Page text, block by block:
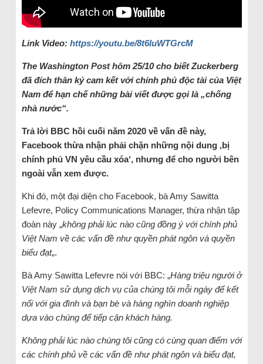
Link Video: https://youtu.be/8t6IuWTGrcM
The Washington Post hôm 25/10 cho biết Zuckerberg
đã đích thân ký cam kết với chính phủ độc tài của Việt
Nam để hạn chế những bài viết được gọi là „chống
nhà nước“.
Trả lời BBC hồi cuối năm 2020 về vấn đề này,
Facebook thừa nhận phải chặn những nội dung ‚bị
chính phủ VN yêu cầu xóa‘, nhưng để cho người bên
ngoài vẫn xem được.
Khi đó, một đại diện cho Facebook, bà Amy Sawitta
Lefevre, Policy Communications Manager, thừa nhận tập
đoàn này „không phải lúc nào cũng đồng ý với chính phủ
Việt Nam về các vấn đề như quyền phát ngôn và quyền
biểu đạt„.
Bà Amy Sawitta Lefevre nói với BBC: „Hàng triệu người ở
Việt Nam sử dụng dịch vụ của chúng tôi mỗi ngày để kết
nối với gia đình và bạn bè và hàng nghìn doanh nghiệp
dựa vào chúng để tiếp cận khách hàng.
Không phải lúc nào chúng tôi cũng có cùng quan điểm với
các chính phủ về các vấn đề như phát ngôn và biểu đạt,